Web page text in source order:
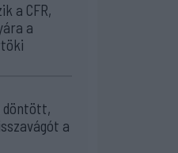
a CFR,
a
döntött,
a